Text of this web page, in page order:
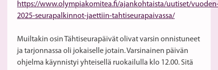
https://www.olympiakomitea.fi/ajankohtaista/uutiset/
2025-seurapalkinnot-jaettiin-tahtiseurapaivassa/
Muiltakin osin Tähtiseurapäivät olivat varsin onnistuneet
ja tarjonnassa oli jokaiselle jotain. Varsinainen päivän
ohjelma käynnistyi yhteisellä ruokailulla klo 12.00. Sitä